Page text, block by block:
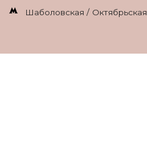
Шаболовская / Октябрьская